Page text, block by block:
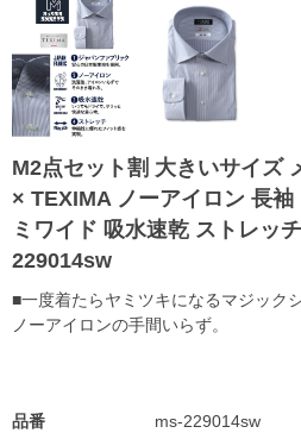
M2点セット割 大きいサイズ
× TEXIMA ノーアイロン 長
ミワイド 吸水速乾 ストレッ
229014sw
■一度着たらヤミツキになるマジック
ノーアイロンの手間いらず。
品番 ms-229014sw